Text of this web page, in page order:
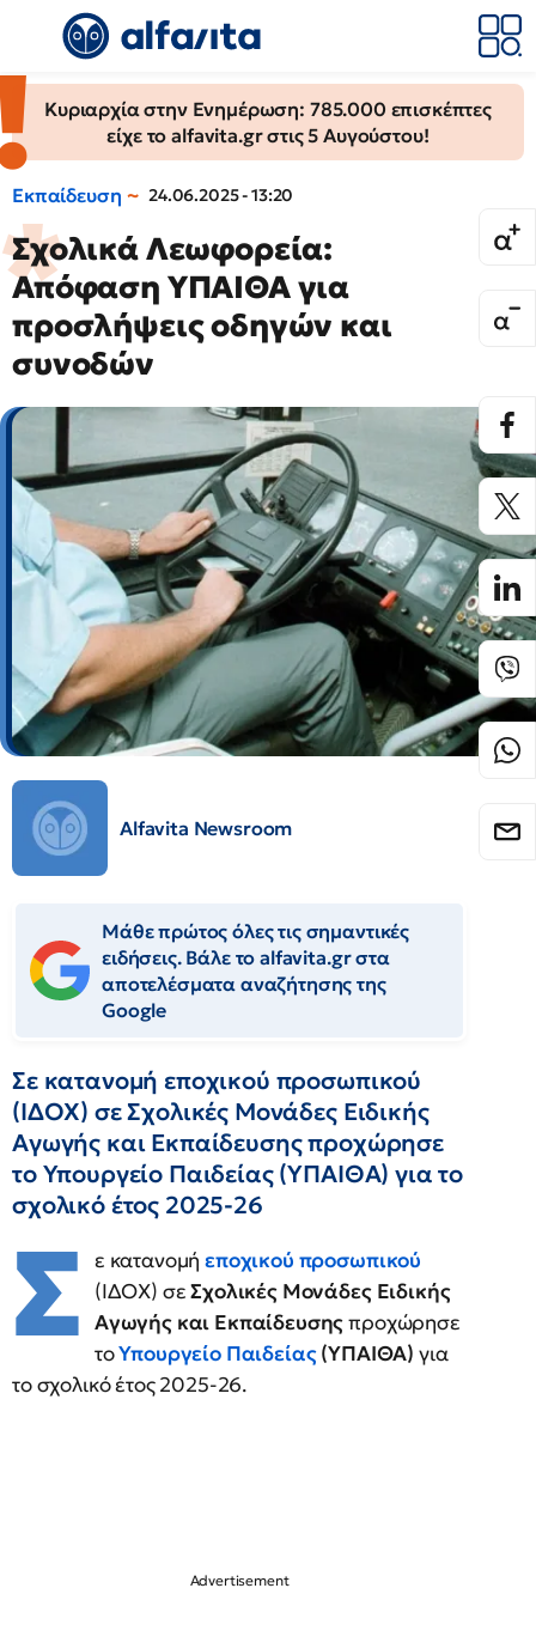
Κυριαρχία στην Ενημέρωση: 785.000 επισκέπτες
είχε το alfavita.gr στις 5 Αυγούστου!
Εκπαίδευση 24.06.2025 - 13:20
Σχολικά Λεωφορεία:
Απόφαση ΥΠΑΙΘΑ για
προσλήψεις οδηγών και
συνοδών
Alfavita Newsroom
Μάθε πρώτος όλες τις σημαντικές
ειδήσεις. Βάλε το alfavita.gr στα
αποτελέσματα αναζήτησης της
Google
Σε κατανομή εποχικού προσωπικού
(ΙΔΟΧ) σε Σχολικές Μονάδες Ειδικής
Αγωγής και Εκπαίδευσης προχώρησε
το Υπουργείο Παιδείας (ΥΠΑΙΘΑ) για το
σχολικό έτος 2025-26
Σ ε κατανομήεποχικού προσωπικού
(ΙΔΟΧ) σεΣχολικές Μονάδες Ειδικής
Αγωγής και Εκπαίδευσηςπροχώρησε
τοΥπουργείο Παιδείας(ΥΠΑΙΘΑ) για
το σχολικό έτος 2025-26.